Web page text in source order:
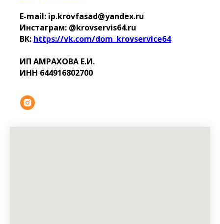
E-mail: ip.krovfasad@yandex.ru
Инстаграм: @krovservis64.ru
ВК: https://vk.com/dom_krovservice64
ИП АМРАХОВА Е.И.
ИНН 644916802700